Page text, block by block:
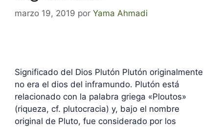
marzo 19, 2019 por Yama Ahmadi
Significado del Dios Plutón Plutón originalmente
no era el dios del inframundo. Plutón está
relacionado con la palabra griega «Ploutos»
(riqueza, cf. plutocracia) y, bajo el nombre
original de Pluto, fue considerado por los